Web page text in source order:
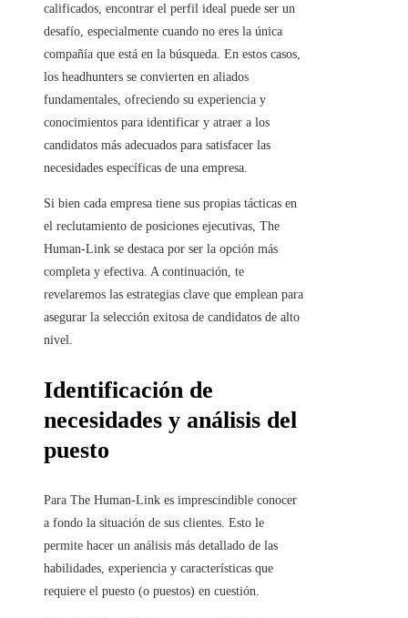
calificados, encontrar el perfil ideal puede ser un
desafío, especialmente cuando no eres la única
compañía que está en la búsqueda. En estos casos,
los headhunters se convierten en aliados
fundamentales, ofreciendo su experiencia y
conocimientos para identificar y atraer a los
candidatos más adecuados para satisfacer las
necesidades específicas de una empresa.
Si bien cada empresa tiene sus propias tácticas en
el reclutamiento de posiciones ejecutivas, The
Human-Link se destaca por ser la opción más
completa y efectiva. A continuación, te
revelaremos las estrategias clave que emplean para
asegurar la selección exitosa de candidatos de alto
nivel.
Identificación de
necesidades y análisis del
puesto
Para The Human-Link es imprescindible conocer
a fondo la situación de sus clientes. Esto le
permite hacer un análisis más detallado de las
habilidades, experiencia y características que
requiere el puesto (o puestos) en cuestión.